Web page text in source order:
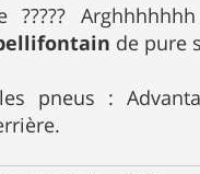
?????
de pure
pneus :